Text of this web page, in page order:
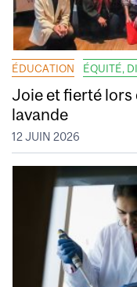
ÉDUCATION ÉQUITÉ,
Joie et fierté lors
lavande
12 JUIN 2026